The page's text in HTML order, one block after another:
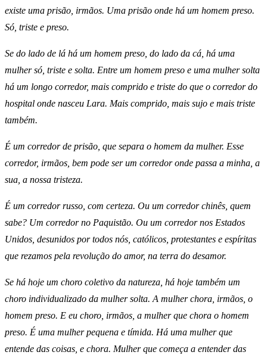
existe uma prisão, irmãos. Uma prisão onde há um homem preso.
Só, triste e preso.
Se do lado de lá há um homem preso, do lado da cá, há uma
mulher só, triste e solta. Entre um homem preso e uma mulher solta
há um longo corredor, mais comprido e triste do que o corredor do
hospital onde nasceu Lara. Mais comprido, mais sujo e mais triste
também.
É um corredor de prisão, que separa o homem da mulher. Esse
corredor, irmãos, bem pode ser um corredor onde passa a minha, a
sua, a nossa tristeza.
É um corredor russo, com certeza. Ou um corredor chinês, quem
sabe? Um corredor no Paquistão. Ou um corredor nos Estados
Unidos, desunidos por todos nós, católicos, protestantes e espíritas
que rezamos pela revolução do amor, na terra do desamor.
Se há hoje um choro coletivo da natureza, há hoje também um
choro individualizado da mulher solta. A mulher chora, irmãos, o
homem preso. E eu choro, irmãos, a mulher que chora o homem
preso. É uma mulher pequena e tímida. Há uma mulher que
entende das coisas, e chora. Mulher que começa a entender das